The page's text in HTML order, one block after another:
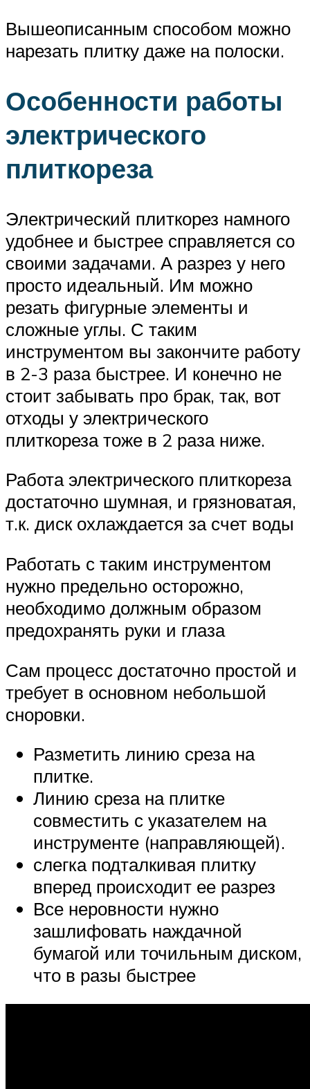
Вышеописанным способом можно
нарезать плитку даже на полоски.
Особенности работы
электрического
плиткореза
Электрический плиткорез намного
удобнее и быстрее справляется со
своими задачами. А разрез у него
просто идеальный. Им можно
резать фигурные элементы и
сложные углы. С таким
инструментом вы закончите работу
в 2-3 раза быстрее. И конечно не
стоит забывать про брак, так, вот
отходы у электрического
плиткореза тоже в 2 раза ниже.
Работа электрического плиткореза
достаточно шумная, и грязноватая,
т.к. диск охлаждается за счет воды
Работать с таким инструментом
нужно предельно осторожно,
необходимо должным образом
предохранять руки и глаза
Сам процесс достаточно простой и
требует в основном небольшой
сноровки.
Разметить линию среза на
плитке.
Линию среза на плитке
совместить с указателем на
инструменте (направляющей).
слегка подталкивая плитку
вперед происходит ее разрез
Все неровности нужно
зашлифовать наждачной
бумагой или точильным диском,
что в разы быстрее